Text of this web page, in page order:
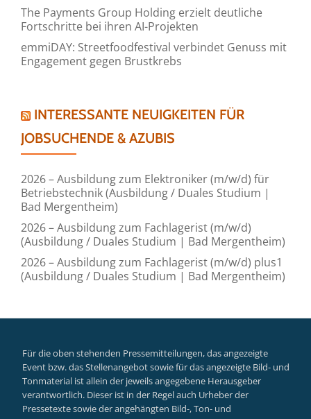
The Payments Group Holding erzielt deutliche
Fortschritte bei ihren AI-Projekten
emmiDAY: Streetfoodfestival verbindet Genuss mit
Engagement gegen Brustkrebs
INTERESSANTE NEUIGKEITEN FÜR
JOBSUCHENDE & AZUBIS
2026 – Ausbildung zum Elektroniker (m/w/d) für
Betriebstechnik (Ausbildung / Duales Studium |
Bad Mergentheim)
2026 – Ausbildung zum Fachlagerist (m/w/d)
(Ausbildung / Duales Studium | Bad Mergentheim)
2026 – Ausbildung zum Fachlagerist (m/w/d) plus1
(Ausbildung / Duales Studium | Bad Mergentheim)
Für die oben stehenden Pressemitteilungen, das angezeigte
Event bzw. das Stellenangebot sowie für das angezeigte Bild- und
Tonmaterial ist allein der jeweils angegebene Herausgeber
verantwortlich. Dieser ist in der Regel auch Urheber der
Pressetexte sowie der angehängten Bild-, Ton- und